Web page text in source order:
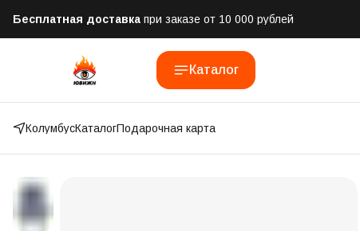
Бесплатная доставка при заказе от 10 000 рублей
Отправим заказ в течении часа после оформления
Каталог
КолумбусКаталогПодарочная карта